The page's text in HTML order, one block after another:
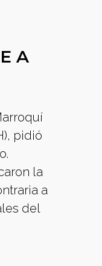
A
pidió
la
a
del